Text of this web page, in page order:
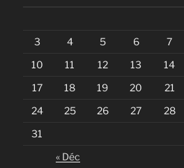
3
4 5 6 7
10
11 12 13 14
17
18 19 20 21
24
25 26 27 28
31
« Déc